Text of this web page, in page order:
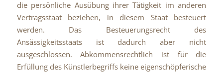
die persönliche Ausübung ihrer Tätigkeit im anderen
Vertragsstaat beziehen, in diesem Staat besteuert
werden. Das Besteuerungsrecht des
Ansässigkeitsstaats ist dadurch aber nicht
ausgeschlossen. Abkommensrechtlich ist für die
Erfüllung des Künstlerbegriffs keine eigenschöpferische